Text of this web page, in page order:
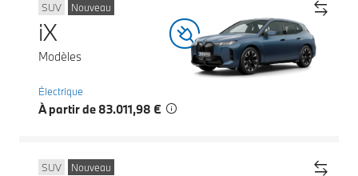
SUV Nouveau
iX
Modèles
Électrique
À partir de 83.011,98 €
SUV Nouveau